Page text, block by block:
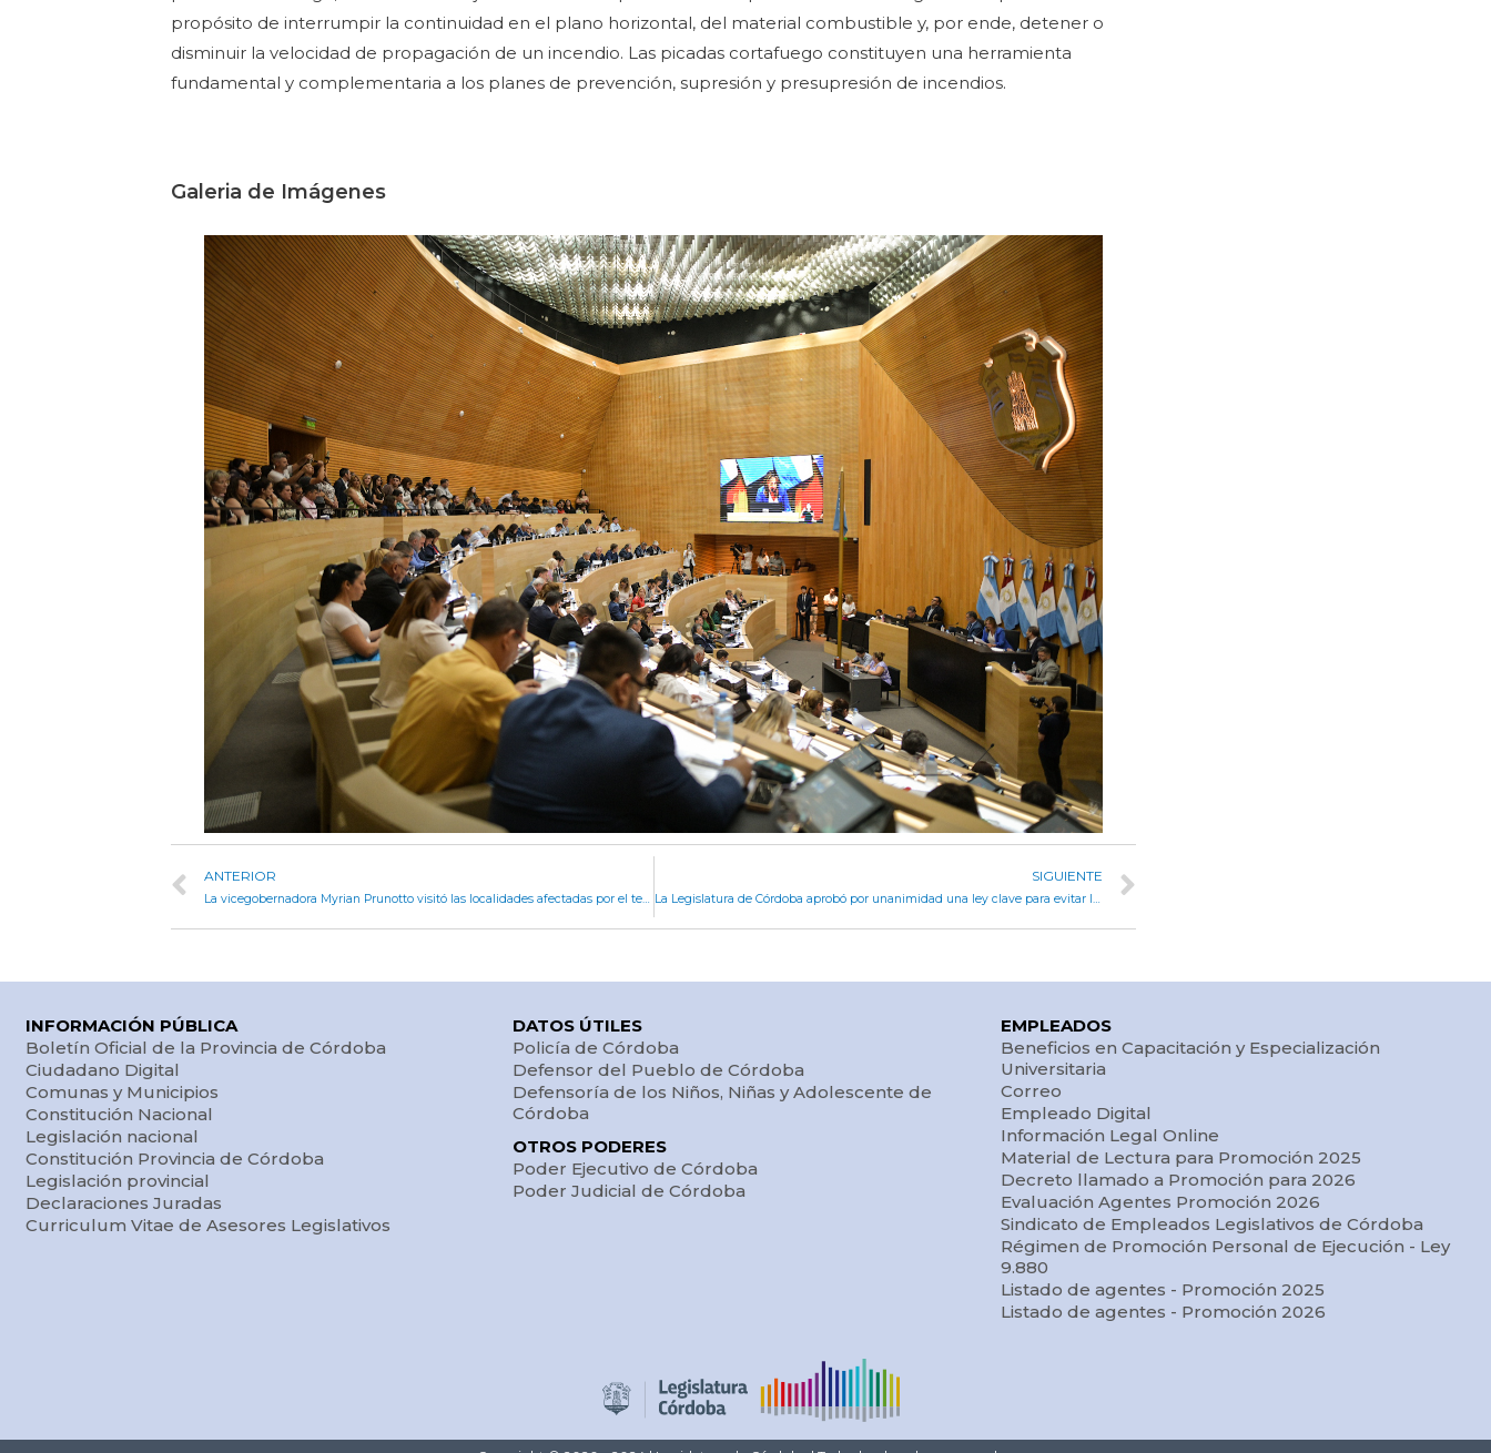
propósito de interrumpir la continuidad en el plano horizontal, del material combustible y, por ende, detener o
disminuir la velocidad de propagación de un incendio. Las picadas cortafuego constituyen una herramienta
fundamental y complementaria a los planes de prevención, supresión y presupresión de incendios.
Galeria de Imágenes
ANTERIOR
La vicegobernadora Myrian Prunotto visitó las localidades afectadas por el temporal en el departamento Pocho
SIGUIENTE
La Legislatura de Córdoba aprobó por unanimidad una ley clave para evitar la propagación del fuego
INFORMACIÓN PÚBLICA
Boletín Oficial de la Provincia de Córdoba
Ciudadano Digital
Comunas y Municipios
Constitución Nacional
Legislación nacional
Constitución Provincia de Córdoba
Legislación provincial
Declaraciones Juradas
Curriculum Vitae de Asesores Legislativos
DATOS ÚTILES
Policía de Córdoba
Defensor del Pueblo de Córdoba
Defensoría de los Niños, Niñas y Adolescente de
Córdoba
OTROS PODERES
Poder Ejecutivo de Córdoba
Poder Judicial de Córdoba
EMPLEADOS
Beneficios en Capacitación y Especialización
Universitaria
Correo
Empleado Digital
Información Legal Online
Material de Lectura para Promoción 2025
Decreto llamado a Promoción para 2026
Evaluación Agentes Promoción 2026
Sindicato de Empleados Legislativos de Córdoba
Régimen de Promoción Personal de Ejecución - Ley
9.880
Listado de agentes - Promoción 2025
Listado de agentes - Promoción 2026